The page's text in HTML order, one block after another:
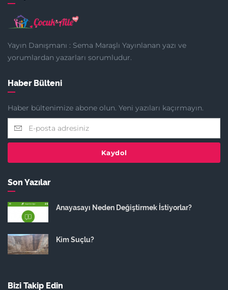
Yayın Danışmanı : Sema Maraşlı Yayınlanan yazı ve
yorumlardan yazarları sorumludur.
Haber Bülteni
Haber bültenimize abone olun. Yeni yazıları kaçırmayın.
Kaydol
Son Yazılar
Anayasayı Neden Değiştirmek İstiyorlar?
Kim Suçlu?
Bizi Takip Edin